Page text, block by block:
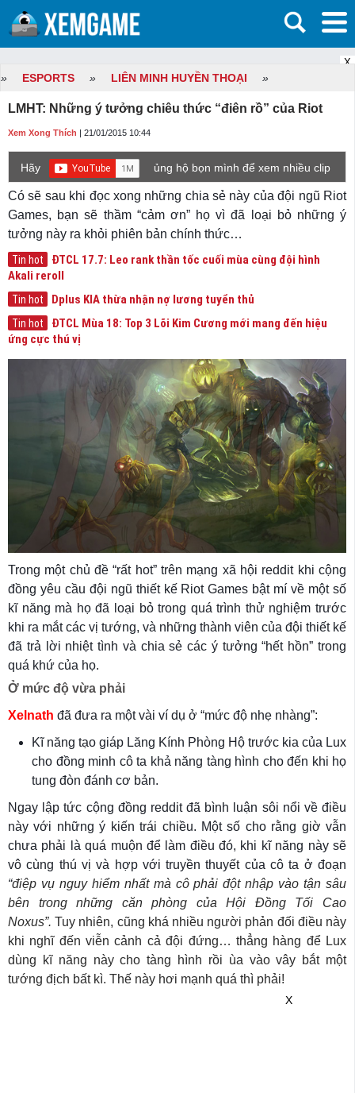
X
» ESPORTS » LIÊN MINH HUYỀN THOẠI »
LMHT: Những ý tưởng chiêu thức “điên rồ” của Riot
Xem Xong Thích | 21/01/2015 10:44
Hãy
ủng hộ bọn mình để xem nhiều clip
game mới hơn nhé!
Có sẽ sau khi đọc xong những chia sẻ này của đội ngũ Riot
Games, bạn sẽ thầm “cảm ơn” họ vì đã loại bỏ những ý
tưởng này ra khỏi phiên bản chính thức…
Tin hot
ĐTCL 17.7: Leo rank thần tốc cuối mùa cùng đội hình
Akali reroll
Tin hot Dplus KIA thừa nhận nợ lương tuyển thủ
Tin hot
ĐTCL Mùa 18: Top 3 Lõi Kim Cương mới mang đến hiệu
ứng cực thú vị
Trong một chủ đề “rất hot” trên mạng xã hội reddit khi cộng
đồng yêu cầu đội ngũ thiết kế Riot Games bật mí về một số
kĩ năng mà họ đã loại bỏ trong quá trình thử nghiệm trước
khi ra mắt các vị tướng, và những thành viên của đội thiết kế
đã trả lời nhiệt tình và chia sẻ các ý tưởng “hết hồn” trong
quá khứ của họ.
Ở mức độ vừa phải
Xelnath đã đưa ra một vài ví dụ ở “mức độ nhẹ nhàng”:
Kĩ năng tạo giáp Lăng Kính Phòng Hộ trước kia của Lux
cho đồng minh cô ta khả năng tàng hình cho đến khi họ
tung đòn đánh cơ bản.
Ngay lập tức cộng đồng reddit đã bình luận sôi nổi về điều
này với những ý kiến trái chiều. Một số cho rằng giờ vẫn
chưa phải là quá muộn để làm điều đó, khi kĩ năng này sẽ
vô cùng thú vị và hợp với truyền thuyết của cô ta ở đoạn
“điệp vụ nguy hiểm nhất mà cô phải đột nhập vào tận sâu
bên trong những căn phòng của Hội Đồng Tối Cao
Noxus”. Tuy nhiên, cũng khá nhiều người phản đối điều này
khi nghĩ đến viễn cảnh cả đội đứng… thẳng hàng để Lux
dùng kĩ năng này cho tàng hình rồi ùa vào vây bắt một
tướng địch bất kì. Thế này hơi mạnh quá thì phải!
X